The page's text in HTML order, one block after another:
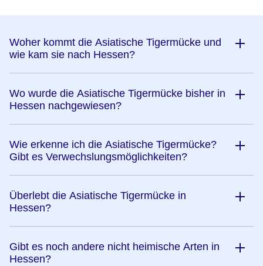
Woher kommt die Asiatische Tigermücke und
wie kam sie nach Hessen?
Wo wurde die Asiatische Tigermücke bisher in
Hessen nachgewiesen?
Wie erkenne ich die Asiatische Tigermücke?
Gibt es Verwechslungsmöglichkeiten?
Überlebt die Asiatische Tigermücke in
Hessen?
Gibt es noch andere nicht heimische Arten in
Hessen?